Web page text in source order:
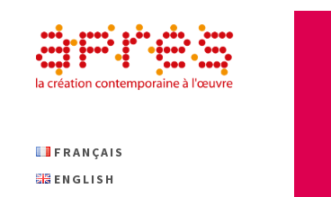
FRANÇAIS
ENGLISH